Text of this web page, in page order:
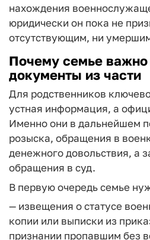
нахождения
юридически он пока не
отсутствующим, ни
Почему семье важно
документы из части
Для родственников
устная информация, а
Именно они в дальнейшем
розыска, обращения в
денежного довольствия, а
обращения в суд.
В первую очередь семье
— извещения о статусе
копии или выписки из
признании пропавшим без